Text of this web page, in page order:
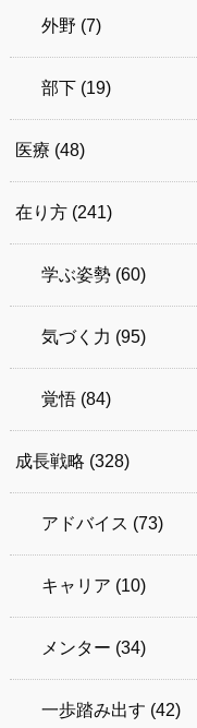
外野 (7)
部下 (19)
医療 (48)
在り方 (241)
学ぶ姿勢 (60)
気づく力 (95)
覚悟 (84)
成長戦略 (328)
アドバイス (73)
キャリア (10)
メンター (34)
一歩踏み出す (42)